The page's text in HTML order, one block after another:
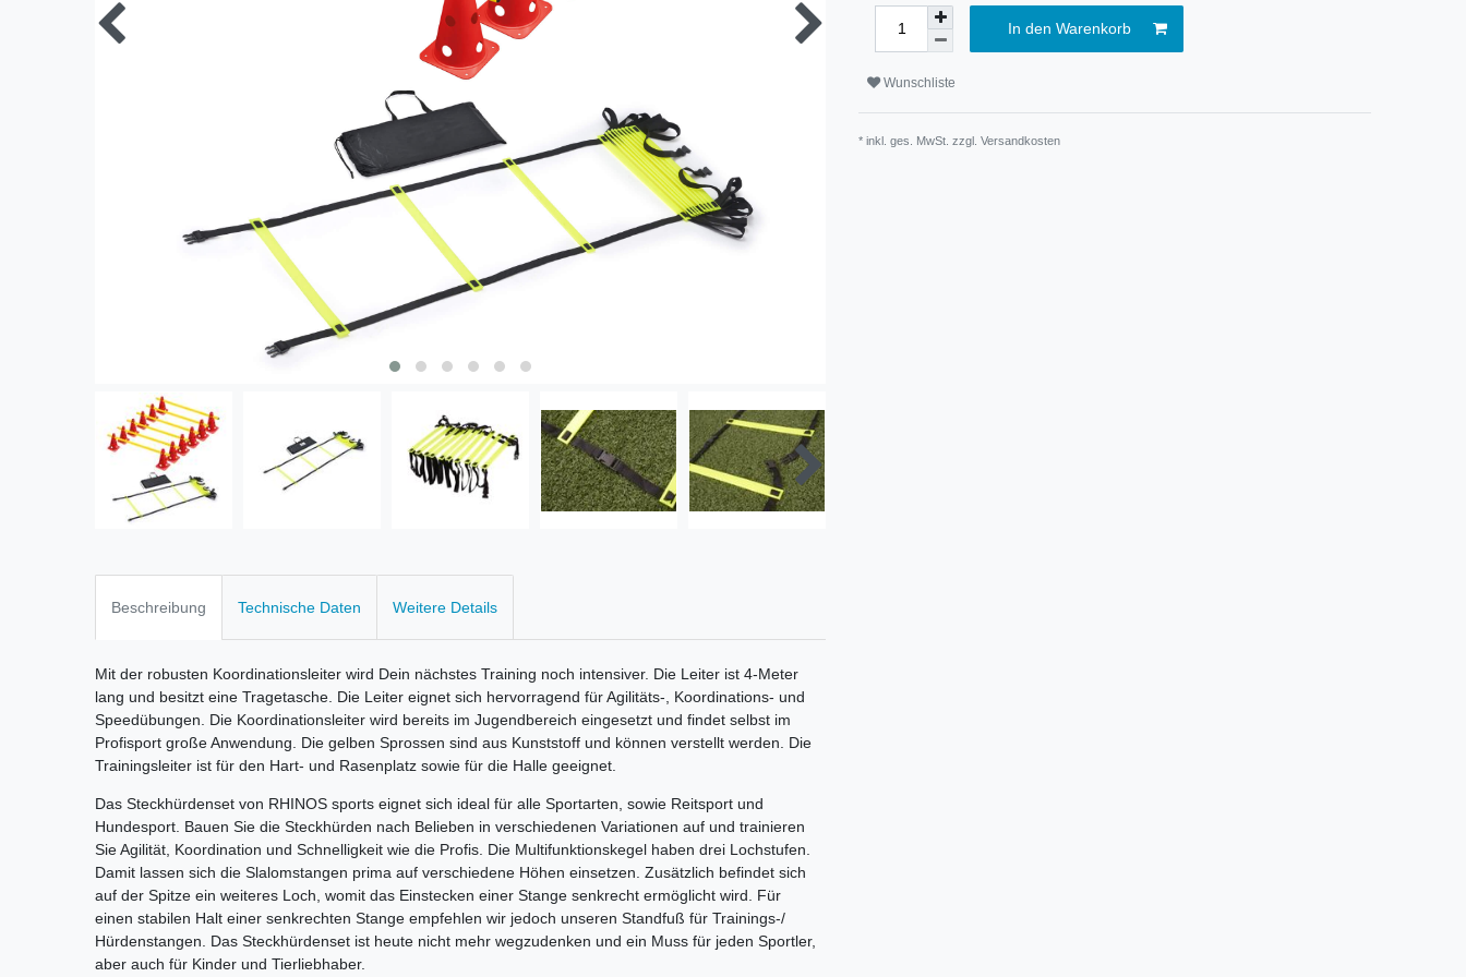
In den Warenkorb
Wunschliste
* inkl. ges. MwSt. zzgl. Versandkosten
Beschreibung Technische Daten Weitere Details
Mit der robusten Koordinationsleiter wird Dein nächstes Training noch intensiver. Die Leiter ist 4-Meter
lang und besitzt eine Tragetasche. Die Leiter eignet sich hervorragend für Agilitäts-, Koordinations- und
Speedübungen. Die Koordinationsleiter wird bereits im Jugendbereich eingesetzt und findet selbst im
Profisport große Anwendung. Die gelben Sprossen sind aus Kunststoff und können verstellt werden. Die
Trainingsleiter ist für den Hart- und Rasenplatz sowie für die Halle geeignet.
Das Steckhürdenset von RHINOS sports eignet sich ideal für alle Sportarten, sowie Reitsport und
Hundesport. Bauen Sie die Steckhürden nach Belieben in verschiedenen Variationen auf und trainieren
Sie Agilität, Koordination und Schnelligkeit wie die Profis. Die Multifunktionskegel haben drei Lochstufen.
Damit lassen sich die Slalomstangen prima auf verschiedene Höhen einsetzen. Zusätzlich befindet sich
auf der Spitze ein weiteres Loch, womit das Einstecken einer Stange senkrecht ermöglicht wird. Für
einen stabilen Halt einer senkrechten Stange empfehlen wir jedoch unseren Standfuß für Trainings-/
Hürdenstangen.
Das Steckhürdenset ist heute nicht mehr wegzudenken und ein Muss für jeden Sportler,
aber auch für Kinder und Tierliebhaber.